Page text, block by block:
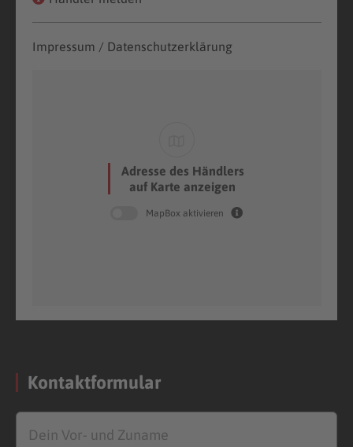
Impressum / Datenschutzerklärung
Adresse des Händlers
auf Karte anzeigen
MapBox aktivieren
Kontaktformular